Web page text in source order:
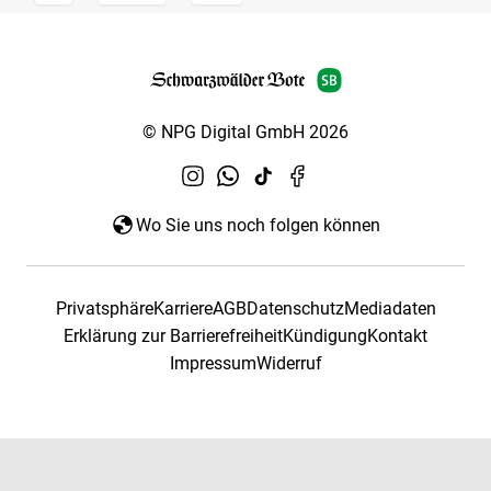
© NPG Digital GmbH 2026
Wo Sie uns noch folgen können
PrivatsphäreKarriereAGBDatenschutzMediadaten
Erklärung zur BarrierefreiheitKündigungKontakt
ImpressumWiderruf